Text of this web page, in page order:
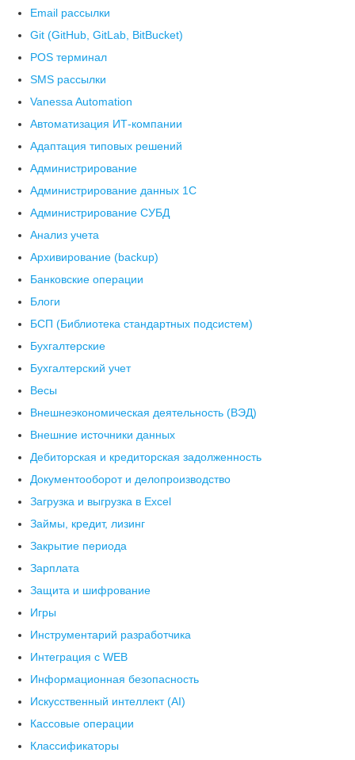
Email рассылки
Git (GitHub, GitLab, BitBucket)
POS терминал
SMS рассылки
Vanessa Automation
Автоматизация ИТ-компании
Адаптация типовых решений
Администрирование
Администрирование данных 1С
Администрирование СУБД
Анализ учета
Архивирование (backup)
Банковские операции
Блоги
БСП (Библиотека стандартных подсистем)
Бухгалтерские
Бухгалтерский учет
Весы
Внешнеэкономическая деятельность (ВЭД)
Внешние источники данных
Дебиторская и кредиторская задолженность
Документооборот и делопроизводство
Загрузка и выгрузка в Excel
Займы, кредит, лизинг
Закрытие периода
Зарплата
Защита и шифрование
Игры
Инструментарий разработчика
Интеграция с WEB
Информационная безопасность
Искусственный интеллект (AI)
Кассовые операции
Классификаторы